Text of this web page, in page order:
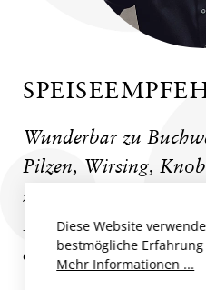
Wunderbar zu
Pilzen, Wirsing,
zu geschmortem
Dörrpflaumen und
einem traditionellen
Diese Website
bestmögliche
Mehr Informationen ...